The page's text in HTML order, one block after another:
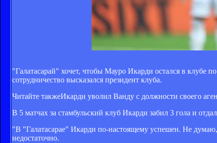
"Галатасарай" хочет, чтобы Мауро Икарди остался в клубе
сотрудничество высказался президент клуба.
Читайте такжеИкарди уволил Ванду с должности своего
В 5 матчах за стамбульский клуб Икарди забил 3 гола и
"В "Галатасарае" Икарди по-настоящему успешен. Не
недостаточно.